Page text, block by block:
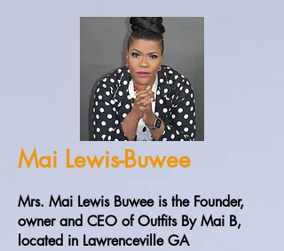
Mai Lewis-Buwee
Mrs. Mai Lewis Buwee is the Founder,
owner and CEO of Outfits By Mai B,
located in Lawrenceville GA